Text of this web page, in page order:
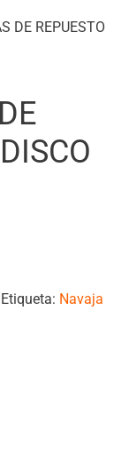
DE REPUESTO
Etiqueta: Navaja